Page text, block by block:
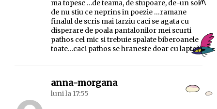
ma topesc …de teama, de stupoare, de-un soi
de nu stiu ce neprins in poezie …ramane
finalul de scris mai tarziu caci se agata cu
disperare de poala pantalonilor mei scurti
pathos cel mic si trebuie spalate biberoanele
toate…caci pathos se hraneste doar cu lapte:))
anna-morganaspune:
luni la 17:55